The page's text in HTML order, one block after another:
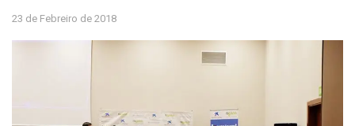
23 de Febreiro de 2018